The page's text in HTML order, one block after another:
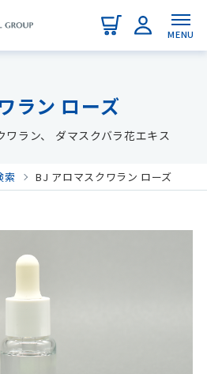
MENU
ラン ローズ
ワラン、 ダマスクバラ花エキス
索 BJ アロマスクワラン ローズ